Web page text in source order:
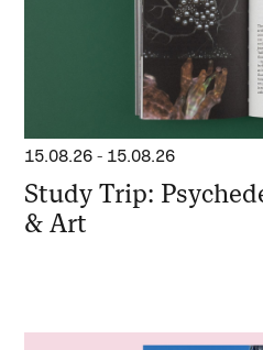
15.08.26 - 15.08.26
Study Trip:
& Art